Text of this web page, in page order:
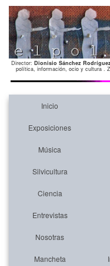
Director: Dionisio Sánchez
política, información, ocio y cultura .
Inicio
Exposiciones
Música
Silvicultura
Ciencia
Entrevistas
Nosotras
Mancheta